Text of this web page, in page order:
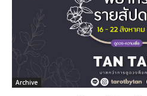
Archive